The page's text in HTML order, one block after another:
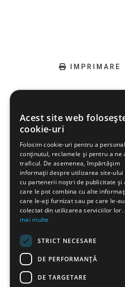
IMPRIMARE
Acest site web
cookie-uri
Folosim cookie-uri pentru a
conținutul, reclamele și pentru a ne
traficul. De asemenea, împărtășim
informații despre utilizarea site-ului
cu partenerii noștri de publicitate și
care le pot combina cu alte
care le-ați furnizat sau pe care le-au
colectat din utilizarea serviciilor lor.
mai multe
STRICT NECESARE
DE PERFORMANȚĂ
DE TARGETARE